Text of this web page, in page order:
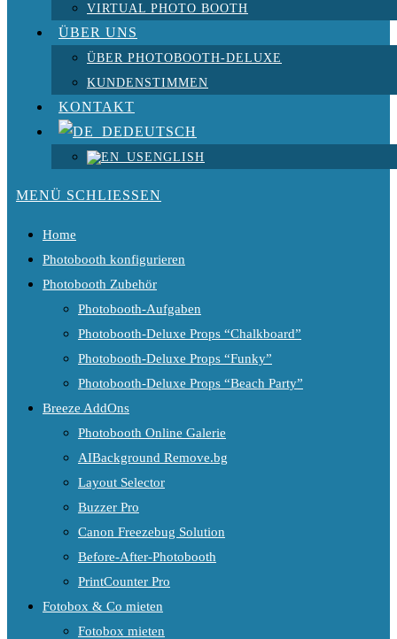
VIRTUAL PHOTO BOOTH
ÜBER UNS
ÜBER PHOTOBOOTH-DELUXE
KUNDENSTIMMEN
KONTAKT
DEUTSCH
ENGLISH
MENÜ SCHLIESSEN
Home
Photobooth konfigurieren
Photobooth Zubehör
Photobooth-Aufgaben
Photobooth-Deluxe Props “Chalkboard”
Photobooth-Deluxe Props “Funky”
Photobooth-Deluxe Props “Beach Party”
Breeze AddOns
Photobooth Online Galerie
AIBackground Remove.bg
Layout Selector
Buzzer Pro
Canon Freezebug Solution
Before-After-Photobooth
PrintCounter Pro
Fotobox & Co mieten
Fotobox mieten